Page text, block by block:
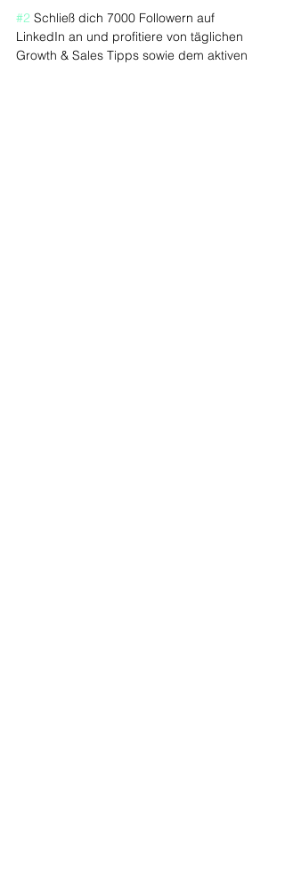
#2 Schließ dich 7000 Followern auf
LinkedIn an und profitiere von täglichen
Growth & Sales Tipps sowie dem aktiven